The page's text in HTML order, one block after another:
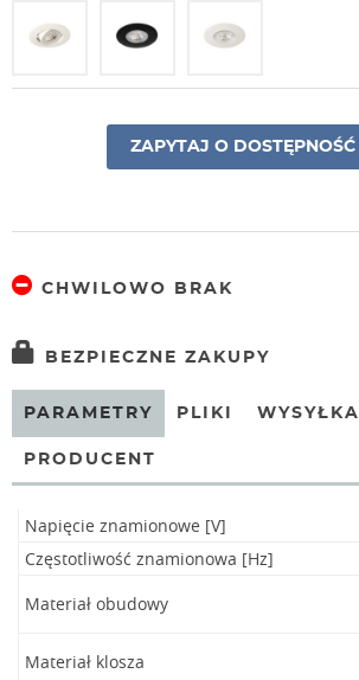
ZAPYTAJ O DOSTĘPNOŚĆ
CHWILOWO BRAK
BEZPIECZNE ZAKUPY
PARAMETRY PLIKI WYSYŁKA
PRODUCENT
Napięcie znamionowe [V]
Częstotliwość znamionowa [Hz]
Materiał obudowy
Materiał klosza